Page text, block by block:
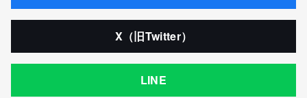
X（旧Twitter）
LINE